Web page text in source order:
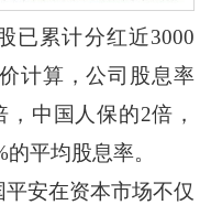
已累计分红近3000
计算，公司股息率
中国人保的2倍，
平均股息率。
安在资本市场不仅